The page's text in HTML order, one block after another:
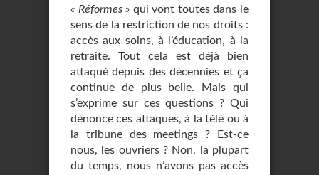
« Réformes » qui vont toutes dans le
sens de la restriction de nos droits :
accès aux soins, à l’éducation, à la
retraite. Tout cela est déjà bien
attaqué depuis des décennies et ça
continue de plus belle. Mais qui
s’exprime sur ces questions ? Qui
dénonce ces attaques, à la télé ou à
la tribune des meetings ? Est-ce
nous, les ouvriers ? Non, la plupart
du temps, nous n’avons pas accès